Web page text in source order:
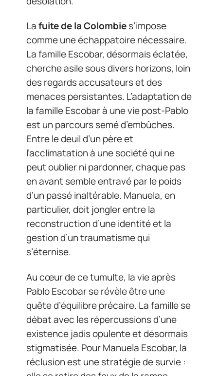
Lafuite de la Colombies’impose
comme une échappatoire nécessaire.
La famille Escobar, désormais éclatée,
cherche asile sous divers horizons, loin
des regards accusateurs et des
menaces persistantes. L’adaptation de
la famille Escobar à une vie post-Pablo
est un parcours semé d’embûches.
Entre le deuil d’un père et
l’acclimatation à une société qui ne
peut oublier ni pardonner, chaque pas
en avant semble entravé par le poids
d’un passé inaltérable. Manuela, en
particulier, doit jongler entre la
reconstruction d’une identité et la
gestion d’un traumatisme qui
s’éternise.
Au cœur de ce tumulte, la vie après
Pablo Escobar se révèle être une
quête d’équilibre précaire. La famille se
débat avec les répercussions d’une
existence jadis opulente et désormais
stigmatisée. Pour Manuela Escobar, la
réclusion est une stratégie de survie :